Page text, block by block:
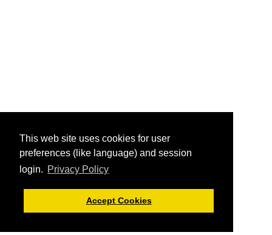
This web site uses cookies for user
preferences (like language) and session
login. Privacy Policy
Accept Cookies